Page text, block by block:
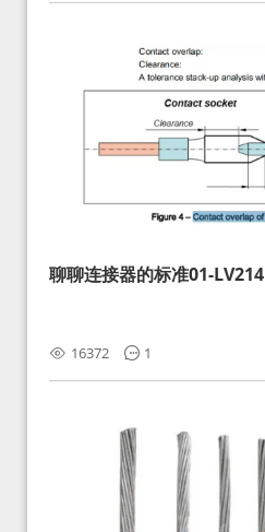
聊聊连接器的标准01-LV214
16372 1